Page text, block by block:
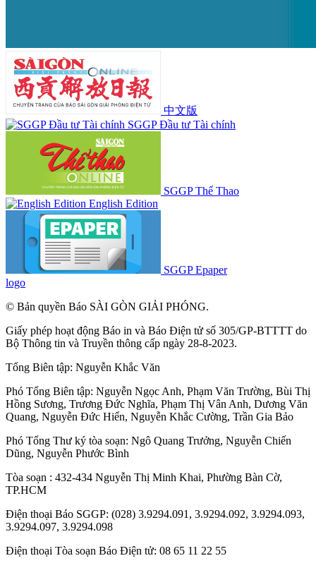
中文版
SGGP Đầu tư Tài chính
SGGP Thể Thao
English Edition
SGGP Epaper
logo
© Bản quyền Báo SÀI GÒN GIẢI PHÓNG.
Giấy phép hoạt động Báo in và Báo Điện tử số 305/GP-BTTTT do
Bộ Thông tin và Truyền thông cấp ngày 28-8-2023.
Tổng Biên tập: Nguyễn Khắc Văn
Phó Tổng Biên tập: Nguyễn Ngọc Anh, Phạm Văn Trường, Bùi Thị
Hồng Sương, Trương Đức Nghĩa, Phạm Thị Vân Anh, Dương Văn
Quang, Nguyễn Đức Hiển, Nguyễn Khắc Cường, Trần Gia Bảo
Phó Tổng Thư ký tòa soạn: Ngô Quang Trưởng, Nguyễn Chiến
Dũng, Nguyễn Phước Bình
Tòa soạn : 432-434 Nguyễn Thị Minh Khai, Phường Bàn Cờ,
TP.HCM
Điện thoại Báo SGGP: (028) 3.9294.091, 3.9294.092, 3.9294.093,
3.9294.097, 3.9294.098
Điện thoại Tòa soạn Báo Điện tử: 08 65 11 22 55